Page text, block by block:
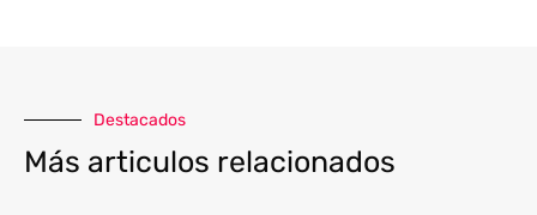
Destacados
Más articulos relacionados